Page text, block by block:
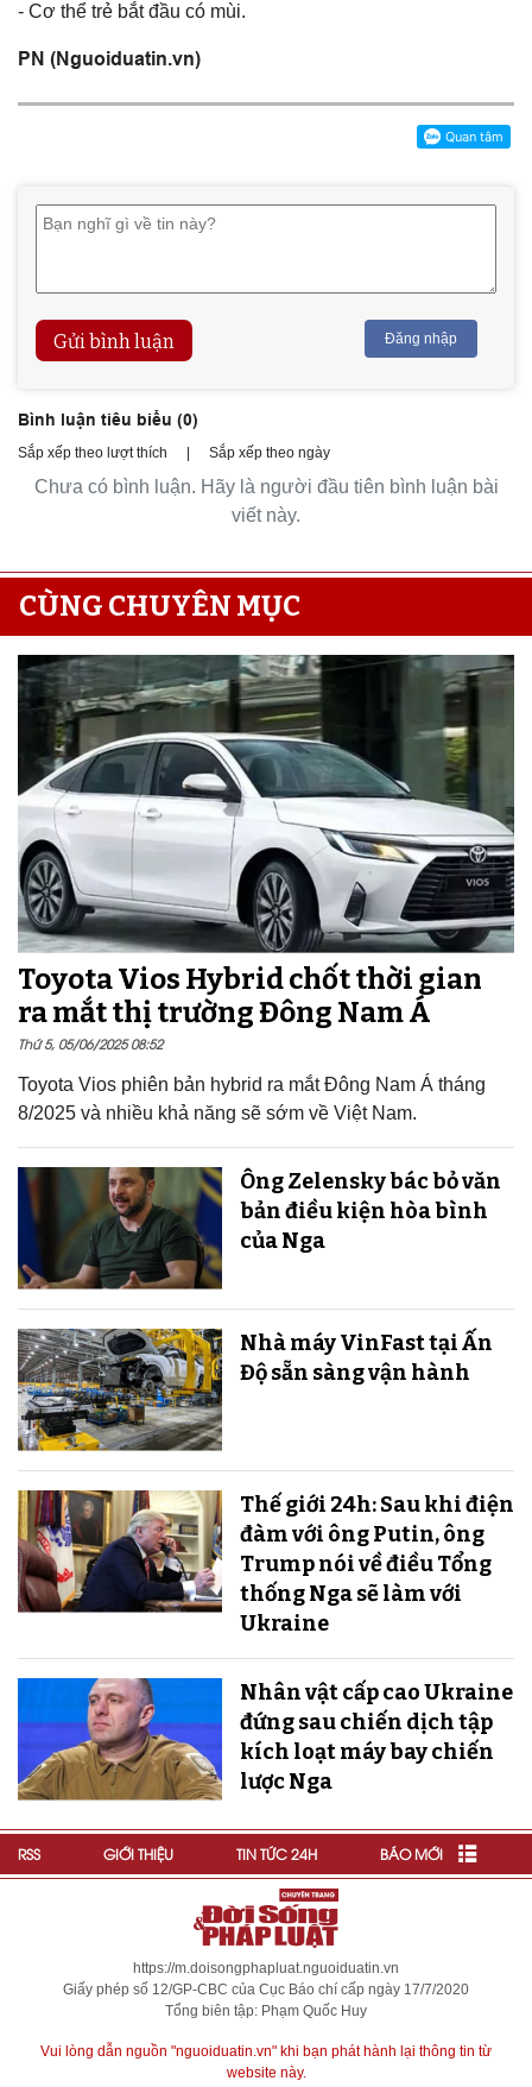
- Cơ thể trẻ bắt đầu có mùi.
PN (Nguoiduatin.vn)
Gửi bình luận Đăng nhập
Bình luận tiêu biểu (0)
Sắp xếp theo lượt thích Sắp xếp theo ngày
Chưa có bình luận. Hãy là người đầu tiên bình luận bài
viết này.
CÙNG CHUYÊN MỤC
Toyota Vios Hybrid chốt thời gian
ra mắt thị trường Đông Nam Á
Thứ 5, 05/06/2025 08:52
Toyota Vios phiên bản hybrid ra mắt Đông Nam Á tháng
8/2025 và nhiều khả năng sẽ sớm về Việt Nam.
Ông Zelensky bác bỏ văn
bản điều kiện hòa bình
của Nga
Nhà máy VinFast tại Ấn
Độ sẵn sàng v​​​​​​​ận hành
Thế giới 24h: Sau khi điện
đàm với ông Putin, ông
Trump nói về điều Tổng
thống Nga sẽ làm với
Ukraine
Nhân vật cấp cao Ukraine
đứng sau chiến dịch tập
kích loạt máy bay chiến
lược Nga
RSS GIỚI THIỆU TIN TỨC 24H BÁO MỚI
https://m.doisongphapluat.nguoiduatin.vn
Giấy phép số 12/GP-CBC của Cục Báo chí cấp ngày 17/7/2020
Tổng biên tập: Phạm Quốc Huy
Vui lòng dẫn nguồn "nguoiduatin.vn" khi bạn phát hành lại thông tin từ
website này.